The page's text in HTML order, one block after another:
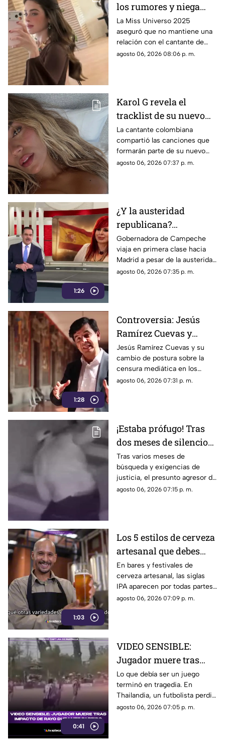
los rumores y niega
tener un romance con
Natanael Cano
La Miss Universo 2025
aseguró que no mantiene una
relación con el cantante de
corridos tumbados.
agosto 06, 2026 08:06 p. m.
Karol G revela el
tracklist de su nuevo
álbum antes de su
lanzamiento; esta es la
lista completa
La cantante colombiana
compartió las canciones que
formarán parte de su nuevo
material de estudio,
agosto 06, 2026 07:37 p. m.
1:26
¿Y la austeridad
republicana?
Gobernadora Layda
Sansores viaja en
primera clase hacia
Madrid
Gobernadora de Campeche
viaja en primera clase hacia
Madrid a pesar de la austeridad
republicana.
agosto 06, 2026 07:35 p. m.
1:28
Controversia: Jesús
Ramírez Cuevas y
Censura a los Medios
de Comunicación
Jesús Ramírez Cuevas y su
cambio de postura sobre la
censura mediática en los
medios de comunicación.
agosto 06, 2026 07:31 p. m.
¡Estaba prófugo! Tras
dos meses de silencio
detuvieron a Jorge "N",
agresor de Paula
Tras varios meses de
búsqueda y exigencias de
justicia, el presunto agresor de
Paula Fajardo fue localizado y
agosto 06, 2026 07:15 p. m.
1:03
Los 5 estilos de cerveza
artesanal que debes
conocer
En bares y festivales de
cerveza artesanal, las siglas
IPA aparecen por todas partes.
Pero, ¿qué significa realmente
agosto 06, 2026 07:09 p. m.
0:41
VIDEO SENSIBLE:
Jugador muere tras
impacto de rayo
durante partido
Lo que debía ser un juego
terminó en tragedia. En
Thailandia, un futbolista perdió
la vida al ser alcanzado por un
agosto 06, 2026 07:05 p. m.